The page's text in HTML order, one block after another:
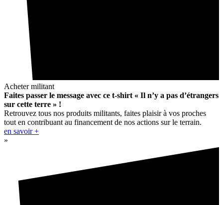
Acheter militant
Faites passer le message avec ce t-shirt « Il n’y a pas d’étrangers
sur cette terre » !
Retrouvez tous nos produits militants, faites plaisir à vos proches
tout en contribuant au financement de nos actions sur le terrain.
en savoir +
»